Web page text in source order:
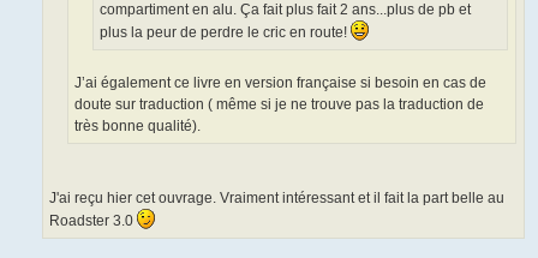
compartiment en alu. Ça fait plus fait 2 ans...plus de pb et
plus la peur de perdre le cric en route!
J’ai également ce livre en version française si besoin en cas de
doute sur traduction ( même si je ne trouve pas la traduction de
très bonne qualité).
J'ai reçu hier cet ouvrage. Vraiment intéressant et il fait la part belle au
Roadster 3.0